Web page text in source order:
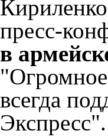
пресс-
в
всегда